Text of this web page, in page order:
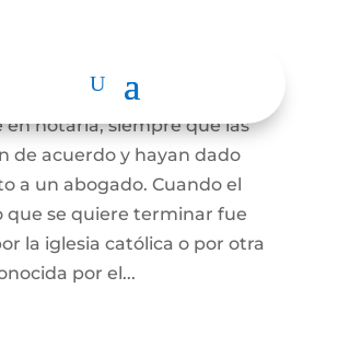
del Matrimonio Civil y se
en notaría, siempre que las
de acuerdo y hayan dado
a un abogado. Cuando el
que se quiere terminar fue
la iglesia católica o por otra
por el...